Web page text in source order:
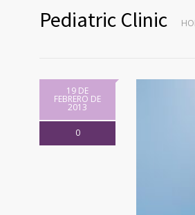
Pediatric Clinic
19 DE
FEBRERO DE
2013
0